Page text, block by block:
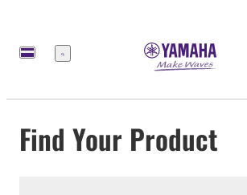
Menu
Find Your Product